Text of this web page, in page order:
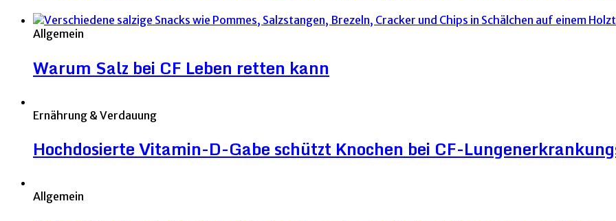
Allgemein
Warum Salz bei CF Leben retten kann
Ernährung & Verdauung
Hochdosierte Vitamin-D-Gabe schützt Knochen bei CF-
Allgemein